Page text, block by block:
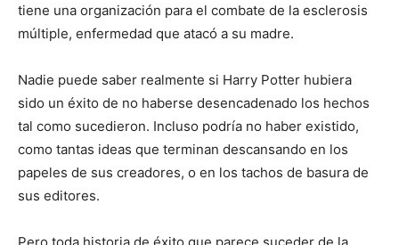
tiene una organización para el combate de la es­clerosis
múltiple, enfermedad que atacó a su madre.
Nadie puede saber realmente si Harry Potter hubiera
sido un éxito de no haberse desencadenado los hechos
tal como sucedieron. Incluso podría no haber existido,
como tantas ideas que terminan descansando en los
papeles de sus creadores, o en los tachos de basura de
sus editores.